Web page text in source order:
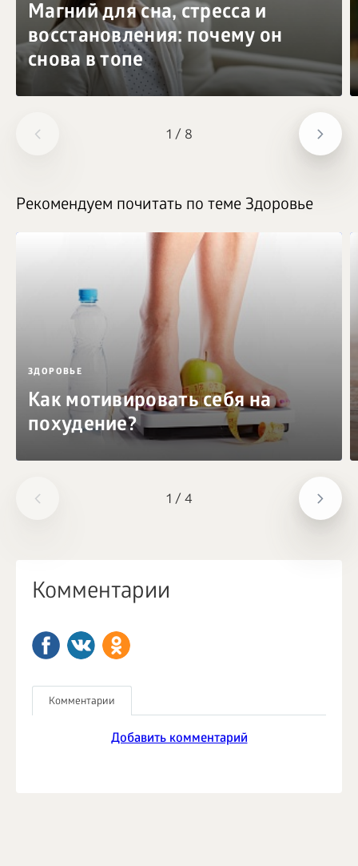
1 / 8
Магний для сна, стресса и
восстановления: почему он
снова в топе
1 / 4
Рекомендуем почитать по теме Здоровье
ЗДОРОВЬЕ
Как мотивировать себя на
похудение?
Комментарии
Комментарии
Добавить комментарий